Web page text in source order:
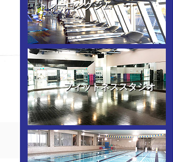
トレーニングジム
フィットネススタジオ